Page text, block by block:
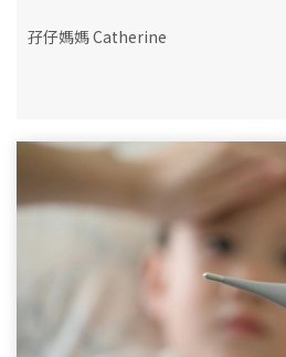
孖仔媽媽 Catherine